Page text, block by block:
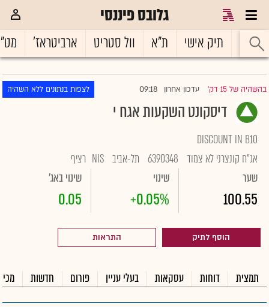
גלובס פיננסי
ראשי תיק אישי ת"א וול סטריט ארביטראז'
בהשהיה של 15 דק' |עדכון אחרון 09:18 לצפות בנתונים ללא השהיה
דיסקונט השקעות אגח י
DISCOUNT IN B10
אג"ח קונצרני לא צמוד 6390348 תל-אביב NIS רציף
שער
100.55
שינוי
+0.05%
שינוי באג'
0.05
הוסף לתיק התראות
תמצית דוחות עסקאות בעלי עניין פורום חדשות